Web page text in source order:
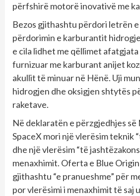
përfshirë motorë inovativë me
Bezos gjithashtu përdori letrën
përdorimin e karburantit
e cila lidhet me qëllimet
furnizuar me karburant anijet
akullit të minuar në Hënë. Uji
hidrogjen dhe oksigjen shtytës
raketave.
Në deklaratën e përzgjedhjes së
SpaceX mori një vlerësim teknik
dhe një vlerësim “të
menaxhimit. Oferta e Blue
gjithashtu “e pranueshme” për
por vlerësimi i menaxhimit të saj